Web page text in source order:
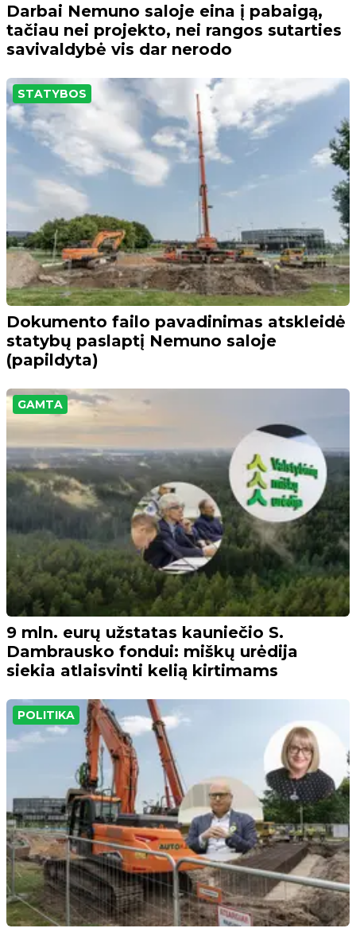
Darbai Nemuno saloje eina į pabaigą,
tačiau nei projekto, nei rangos sutarties
savivaldybė vis dar nerodo
STATYBOS
Dokumento failo pavadinimas atskleidė
statybų paslaptį Nemuno saloje
(papildyta)
GAMTA
9 mln. eurų užstatas kauniečio S.
Dambrausko fondui: miškų urėdija
siekia atlaisvinti kelią kirtimams
POLITIKA